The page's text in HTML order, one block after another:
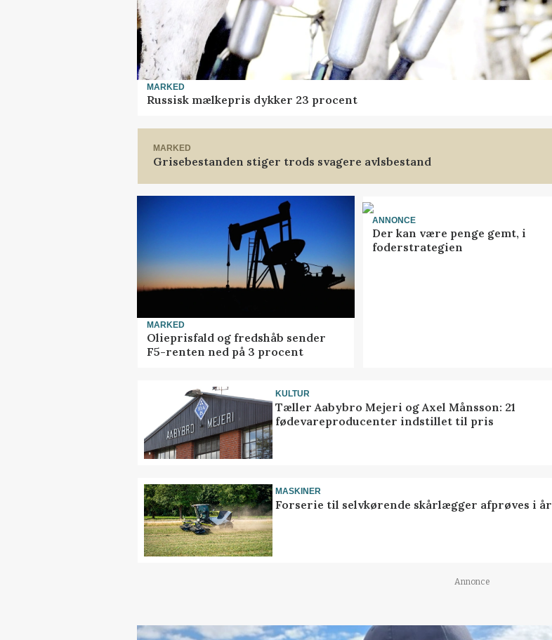
MARKED
Russisk mælkepris dykker 23 procent
MARKED
Grisebestanden stiger trods svagere avlsbestand
MARKED
Olieprisfald og fredshåb sender
F5-renten ned på 3 procent
ANNONCE
Der kan være penge gemt, i
foderstrategien
KULTUR
Tæller Aabybro Mejeri og Axel Månsson: 21
fødevareproducenter indstillet til pris
MASKINER
Forserie til selvkørende skårlægger afprøves i år
Annonce